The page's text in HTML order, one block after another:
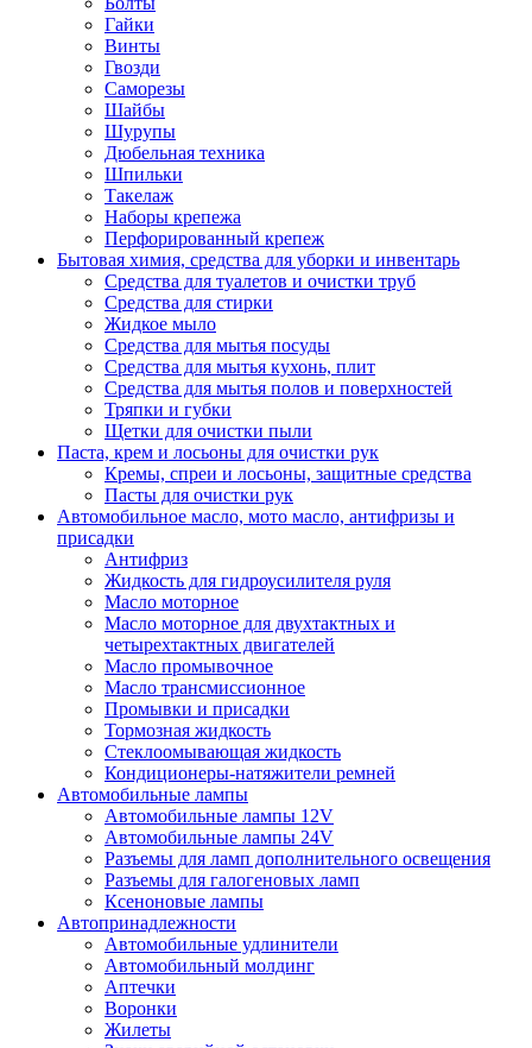
Гайки
Винты
Гвозди
Саморезы
Шайбы
Шурупы
Дюбельная техника
Шпильки
Такелаж
Наборы крепежа
Перфорированный крепеж
Бытовая химия, средства для уборки и инвентарь
Средства для туалетов и очистки труб
Средства для стирки
Жидкое мыло
Средства для мытья посуды
Средства для мытья кухонь, плит
Средства для мытья полов и поверхностей
Тряпки и губки
Щетки для очистки пыли
Паста, крем и лосьоны для очистки рук
Кремы, спреи и лосьоны, защитные средства
Пасты для очистки рук
Автомобильное масло, мото масло, антифризы и
присадки
Антифриз
Жидкость для гидроусилителя руля
Масло моторное
Масло моторное для двухтактных и
четырехтактных двигателей
Масло промывочное
Масло трансмиссионное
Промывки и присадки
Тормозная жидкость
Стеклоомывающая жидкость
Кондиционеры-натяжители ремней
Автомобильные лампы
Автомобильные лампы 12V
Автомобильные лампы 24V
Разъемы для ламп дополнительного освещения
Разъемы для галогеновых ламп
Ксеноновые лампы
Автопринадлежности
Автомобильные удлинители
Автомобильный молдинг
Аптечки
Воронки
Жилеты